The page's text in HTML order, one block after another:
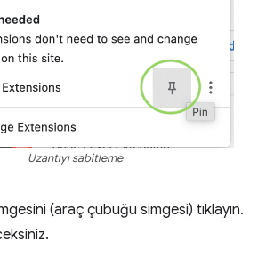
Uzantıyı sabitleme
(araç çubuğu simgesi) tıklayın.